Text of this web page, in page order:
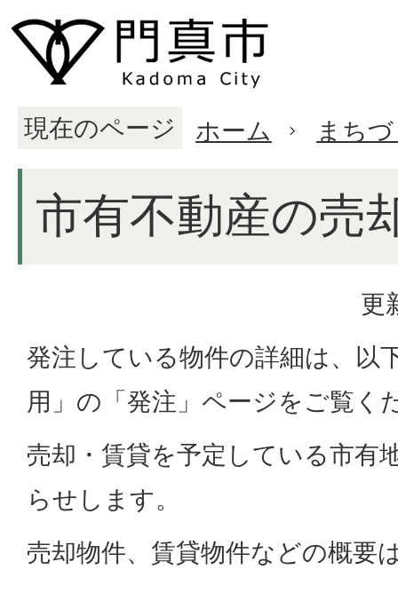
現在のページ ホーム まち
市有不動産の売
更
発注している物件の詳細は、以
用」の「発注」ページをご覧く
売却・賃貸を予定している市有
らせします。
売却物件、賃貸物件などの概要